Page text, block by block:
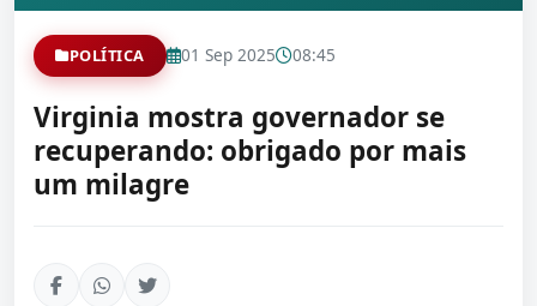
POLÍTICA 01 Sep 2025 08:45
Virginia mostra governador se
recuperando: obrigado por mais
um milagre